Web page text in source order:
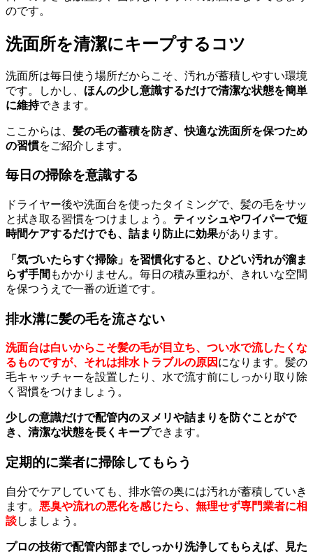
のです。
洗面所を清潔にキープするコツ
洗面所は毎日使う場所だからこそ、汚れが蓄積しやすい環境
です。しかし、 ほんの少し意識するだけで清潔な状態を簡単
に維持できます。
ここからは、 髪の毛の蓄積を防ぎ、快適な洗面所を保つため
の習慣をご紹介します。
毎日の掃除を意識する
ドライヤー後や洗面台を使ったタイミングで、髪の毛をサッ
と拭き取る習慣をつけましょう。 ティッシュやワイパーで短
時間ケアするだけでも、詰まり防止に効果があります。
「気づいたらすぐ掃除」を習慣化すると、ひどい汚れが溜ま
らず手間 もかかりません。毎日の積み重ねが、きれいな空間
を保つうえで一番の近道です。
排水溝に髪の毛を流さない
洗面台は白いからこそ髪の毛が目立ち、つい水で流したくな
るものですが、それは排水トラブルの原因 になります。髪の
毛キャッチャーを設置したり、水で流す前にしっかり取り除
く習慣をつけましょう。
少しの意識だけで配管内のヌメリや詰まりを防ぐことがで
き、清潔な状態を長くキープできます。
定期的に業者に掃除してもらう
自分でケアしていても、排水管の奥には汚れが蓄積していき
ます。 悪臭や流れの悪化を感じたら、無理せず専門業者に相
談しましょう。
プロの技術で配管内部までしっかり洗浄してもらえば、見た